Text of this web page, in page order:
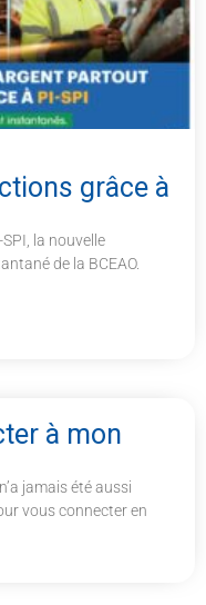
grâce à
la nouvelle
de la BCEAO.
à mon
jamais été aussi
vous connecter en